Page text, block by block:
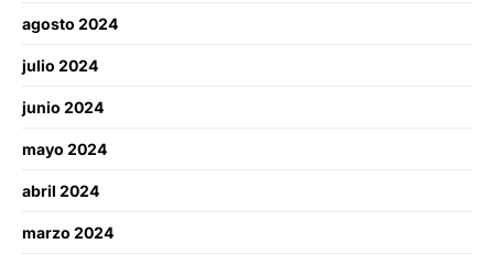
agosto 2024
julio 2024
junio 2024
mayo 2024
abril 2024
marzo 2024